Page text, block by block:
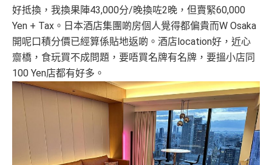
好抵換，我換果陣43,000分/晚換咗2晚，但賣緊60,000
Yen + Tax。日本酒店集團啲房個人覺得都偏貴而W Osaka
開呢口積分價已經算係貼地返啲。酒店location好，近心
齋橋，食玩買不成問題，要唔買名牌有名牌，要搵小店同
100 Yen店都有好多。